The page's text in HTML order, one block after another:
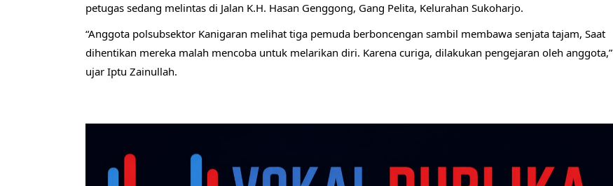
petugas sedang melintas di Jalan K.H. Hasan Genggong, Gang Pelita, Kelurahan Sukoharjo.
“Anggota polsubsektor Kanigaran melihat tiga pemuda berboncengan sambil membawa senjata tajam, Saat
dihentikan mereka malah mencoba untuk melarikan diri. Karena curiga, dilakukan pengejaran oleh anggota,”
ujar Iptu Zainullah.